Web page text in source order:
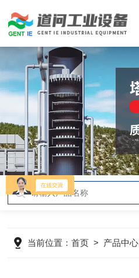
当前位置：首页 > 产品中心